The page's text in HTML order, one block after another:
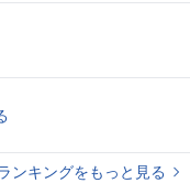
ンキングをもっと見る